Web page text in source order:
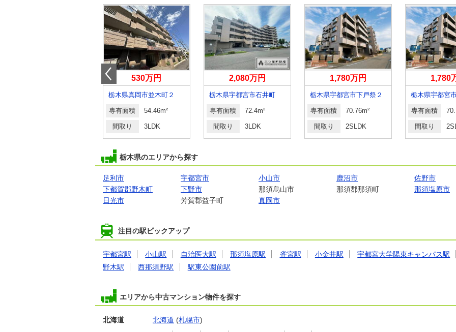
530万円
栃木県真岡市並木町２
専有面積 54.46m²
間取り 3LDK
2,080万円
栃木県宇都宮市石井町
専有面積 72.4m²
間取り 3LDK
1,780万円
栃木県宇都宮市下戸祭２
専有面積 70.76m²
間取り 2SLDK
1,780
専有面積
間取り
栃木県のエリアから探す
足利市 宇都宮市 小山市 鹿沼市
佐野市
下都賀郡野木町
下野市 那須烏山市 那須郡那須町
那須塩原市
日光市
芳賀郡益子町 真岡市
注目の駅ピックアップ
宇都宮駅 小山駅 自治医大駅 那須塩原駅 雀宮駅 小金井駅
宇都宮大学陽東キャンパス駅
野木駅
西那須野駅 駅東公園前駅
エリアから中古マンション物件を探す
北海道 北海道 (札幌市)